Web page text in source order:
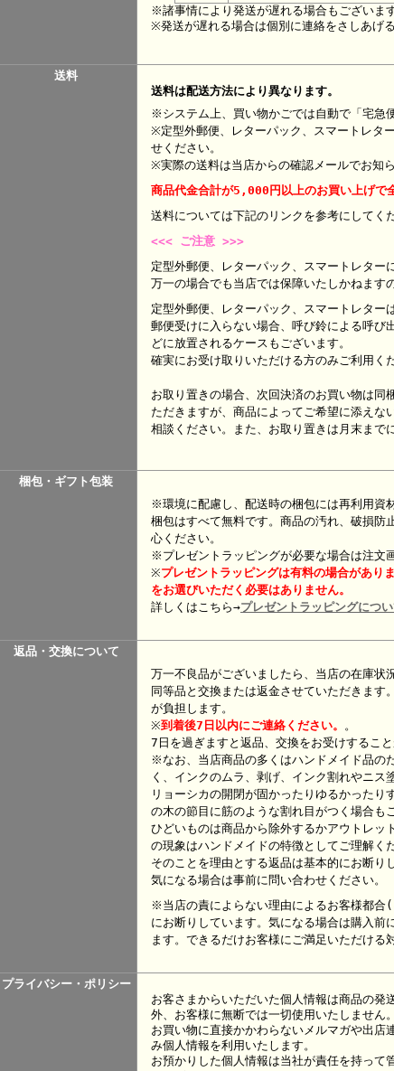
※諸事情により発送が遅れる場合もございます
※発送が遅れる場合は個別に連絡をさしあげ
送料
送料は配送方法により異なります。
※システム上、買い物かごでは自動で「宅急
※定型外郵便、レターパック、スマートレタ
せください。
※実際の送料は当店からの確認メールでお知ら
商品代金合計が5,000円以上のお買い上げで
送料については下記のリンクを参考にし
<<< ご注意 >>>
定型外郵便、レターパック、スマートレター
万一の場合でも当店では保障いたしかねます
定型外郵便、レターパック、スマートレター
郵便受けに入らない場合、呼び鈴による呼び
どに放置されるケースもございます。
確実にお受け取りいただける方のみご利用く
お取り置きの場合、次回決済のお買い物は同
ただきますが、商品によってご希望に添えな
相談ください。また、お取り置きは月末まで
梱包・ギフト包装
※環境に配慮し、配送時の梱包には再利用資
梱包はすべて無料です。商品の汚れ、破損防
心ください。
※プレゼントラッピングが必要な場合は注文
※プレゼント ラッピングは有料の場合があり
をお選びいただく必要はありません。
詳しくはこちら→プレゼントラッピングにつ
返品・交換について
万一不良品がございましたら、当店の在庫状
同等品と交換または返金させていただきます
が負担します。
※到着後7日以内にご連絡ください。 。
7日を過ぎますと返品、交換をお受けするこ
※なお、当店商品の多くはハンドメイド品の
く、インクのムラ、剥げ、インク割れやニス
リョーシカの開閉が固かったりゆるかった
の木の節目に筋のような割れ目がつく場合も
ひどいものは商品から除外するかアウトレッ
の現象はハンドメイドの特徴としてご理解く
そのことを理由とする返品は基本的にお断り
気になる場合は事前に問い合わせください。
※当店の責によらない理由によるお客様都
にお断りしています。気になる場合は購入前
ます。できるだけお客様にご満足いただける
プライバシー・ポリシー
お客さまからいただいた個人情報は商品の発
外、お客様に無断では一切使用いたしません。
お買い物に直接かかわらないメルマガや出店
み個人情報を利用いたします。
お預かりした個人情報は当社が責任を持って